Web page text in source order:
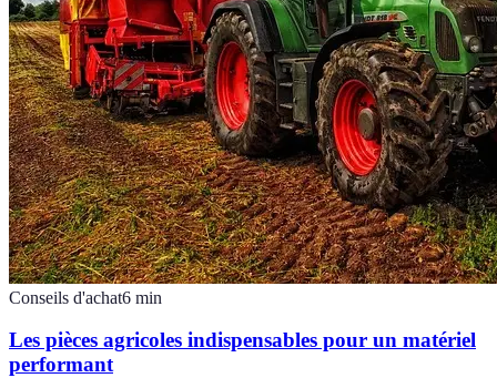
Conseils d'achat6 min
Les pièces agricoles indispensables pour un matériel
performant